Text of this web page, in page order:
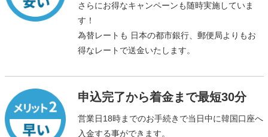
さらにお得なキャンペーンも随時実施していま
す！
為替レートも 日本の都市銀行、郵便局よりもお
得なレートで送金いたします。
申込完了から着金まで最短30分
営業日18時までのお手続きで当日中に韓国口座へ
入金する事ができます。